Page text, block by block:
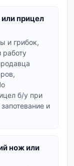
к
Снаряжение
быстрее
в цене при
прицел
и грибок,
работу
б/у при
и
нож или